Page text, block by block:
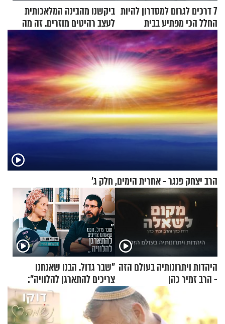
7 דרכים לגרום למסדרון להיות
החלל הכי מפתיע בבית
ביקשנו מהבינה המלאכותית
לעצב רהיטים מוזרים. זה מה
שיצא
הרב יצחק פנגר - אחרית הימים, חלק ג’
היהדות ויתרונותיה בעולם הזה
- הרב זמיר כהן
"שבר גדול. הבנו שאנחנו
צריכים להתארגן להלוויה":
זוגיות במבחן, הפעם עם מרים
וגד דנינו